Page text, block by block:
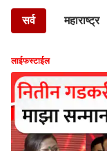
सर्व महाराष्ट्र
लाईफस्टाईल